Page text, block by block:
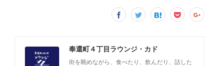
奉還町４丁目ラウンジ・カド
街を眺めながら、食べたり、飲んだり、話した